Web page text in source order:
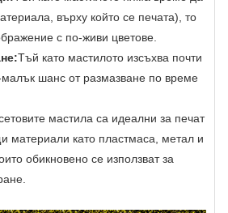
върху който се печата), то
с по-живи цветове.
Тъй като мастилото изсъхва почти
шанс от размазване по време
мастила са идеални за печат
материали като пластмаса, метал и
обикновено се използват за